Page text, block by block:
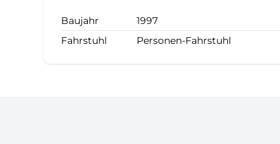
Baujahr
1997
Fahrstuhl
Personen-Fahrstuhl